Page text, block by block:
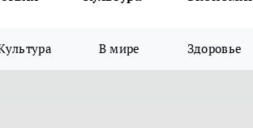
В мире Здоровье